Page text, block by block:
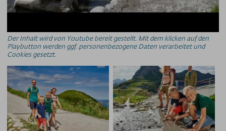
Der Inhalt wird von Youtube bereit gestellt. Mit dem klicken auf den
Playbutton werden ggf. personenbezogene Daten verarbeitet und
Cookies gesetzt.